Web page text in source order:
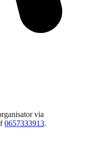
via
0657333913.